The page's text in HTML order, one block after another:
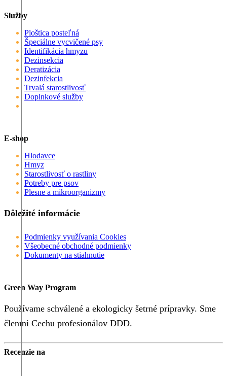
Služby
Ploštica posteľná
Špeciálne vycvičené psy
Identifikácia hmyzu
Dezinsekcia
Deratizácia
Dezinfekcia
Trvalá starostlivosť
Doplnkové služby
E-shop
Hlodavce
Hmyz
Starostlivosť o rastliny
Potreby pre psov
Plesne a mikroorganizmy
Dôležité informácie
Podmienky využívania Cookies
Všeobecné obchodné podmienky
Dokumenty na stiahnutie
Green Way Program
Používame schválené a ekologicky šetrné prípravky. Sme
členmi Cechu profesionálov DDD.
Recenzie na